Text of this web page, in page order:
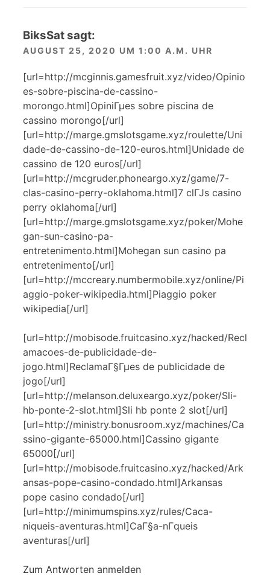
BiksSatsagt:
AUGUST 25, 2020 UM 1:00 A.M. UHR
[url=http://mcginnis.gamesfruit.xyz/video/Opinio
es-sobre-piscina-de-cassino-
morongo.html]OpiniГµes sobre piscina de
cassino morongo[/url]
[url=http://marge.gmslotsgame.xyz/roulette/Uni
dade-de-cassino-de-120-euros.html]Unidade de
cassino de 120 euros[/url]
[url=http://mcgruder.phoneargo.xyz/game/7-
clas-casino-perry-oklahoma.html]7 clГЈs casino
perry oklahoma[/url]
[url=http://marge.gmslotsgame.xyz/poker/Mohe
gan-sun-casino-pa-
entretenimento.html]Mohegan sun casino pa
entretenimento[/url]
[url=http://mccreary.numbermobile.xyz/online/Pi
aggio-poker-wikipedia.html]Piaggio poker
wikipedia[/url]
[url=http://mobisode.fruitcasino.xyz/hacked/Recl
amacoes-de-publicidade-de-
jogo.html]ReclamaГ§Гµes de publicidade de
jogo[/url]
[url=http://melanson.deluxeargo.xyz/poker/Sli-
hb-ponte-2-slot.html]Sli hb ponte 2 slot[/url]
[url=http://ministry.bonusroom.xyz/machines/Ca
ssino-gigante-65000.html]Cassino gigante
65000[/url]
[url=http://mobisode.fruitcasino.xyz/hacked/Ark
ansas-pope-casino-condado.html]Arkansas
pope casino condado[/url]
[url=http://minimumspins.xyz/rules/Caca-
niqueis-aventuras.html]CaГ§a-nГ­queis
aventuras[/url]
Zum Antworten anmelden